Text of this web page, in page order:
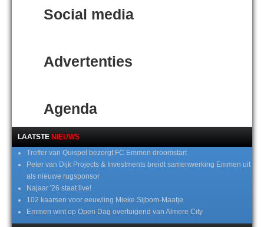
Social media
Advertenties
Agenda
LAATSTE NIEUWS
Treffer van Quispel bezorgt FC Emmen droomstart
Peter van Dijk Projects & Investments breidt samenwerking Emmen uit
als nieuwe rugsponsor
Najaar '26 staat live!
102 kaarsen voor eeuwling Mieke Sijbom-Maatje
Emmen wint op Open Dag overtuigend van Almere City